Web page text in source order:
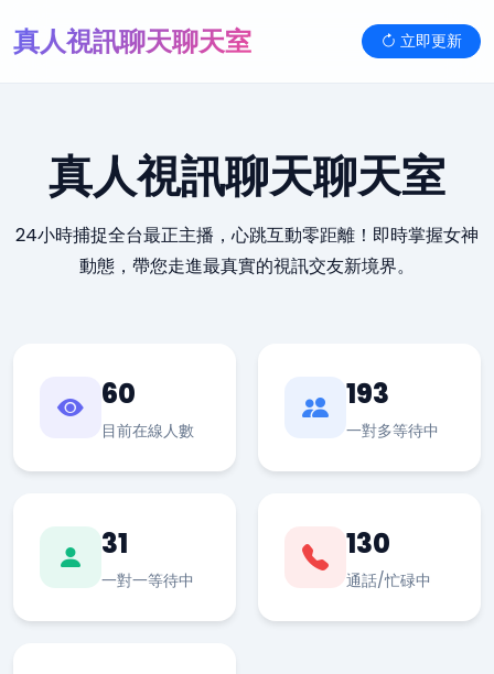
真人視訊聊天聊天室 立即更新
真人視訊聊天聊天室
24小時捕捉全台最正主播，心跳互動零距離！即時掌握女神
動態，帶您走進最真實的視訊交友新境界。
60
目前在線人數
193
一對多等待中
31
一對一等待中
130
通話/忙碌中